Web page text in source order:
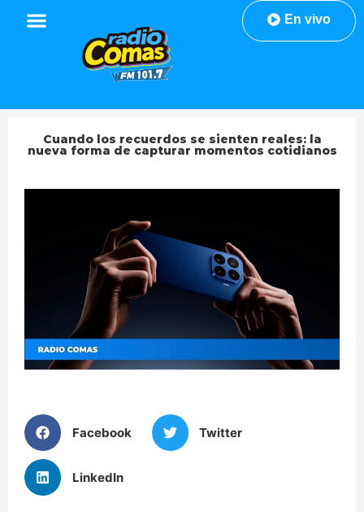
En vivo
Cuando los recuerdos se sienten reales: la
nueva forma de capturar momentos cotidianos
Facebook Twitter
LinkedIn